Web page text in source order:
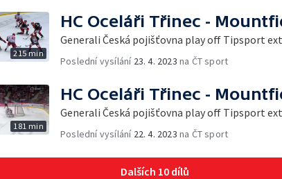
215 min
HC Oceláři Třinec -
Generali Česká pojišťovna play off Tipsport
Poslední vysílání 23. 4. 2023 na ČT sport
181 min
HC Oceláři Třinec -
Generali Česká pojišťovna play off Tipsport
Poslední vysílání 22. 4. 2023 na ČT sport
Dalších 10 dílů